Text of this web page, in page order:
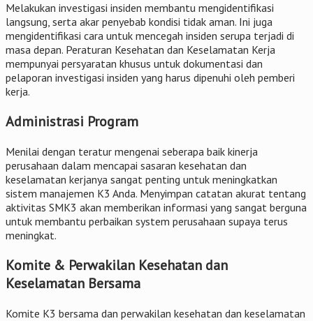
Melakukan investigasi insiden membantu mengidentifikasi
langsung, serta akar penyebab kondisi tidak aman. Ini juga
mengidentifikasi cara untuk mencegah insiden serupa terjadi di
masa depan. Peraturan Kesehatan dan Keselamatan Kerja
mempunyai persyaratan khusus untuk dokumentasi dan
pelaporan investigasi insiden yang harus dipenuhi oleh pemberi
kerja.
Administrasi Program
Menilai dengan teratur mengenai seberapa baik kinerja
perusahaan dalam mencapai sasaran kesehatan dan
keselamatan kerjanya sangat penting untuk meningkatkan
sistem manajemen K3 Anda. Menyimpan catatan akurat tentang
aktivitas SMK3 akan memberikan informasi yang sangat berguna
untuk membantu perbaikan system perusahaan supaya terus
meningkat.
Komite & Perwakilan Kesehatan dan
Keselamatan Bersama
Komite K3 bersama dan perwakilan kesehatan dan keselamatan